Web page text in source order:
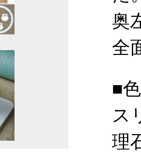
奥
全
■
ス
理